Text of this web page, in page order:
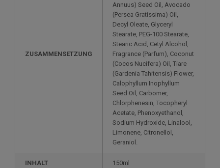
ZUSAMMENSETZUNG
Annuus) Seed Oil, Avocado
(Persea Gratissima) Oil,
Decyl Oleate, Glyceryl
Stearate, PEG-100 Stearate,
Stearic Acid, Cetyl Alcohol,
Fragrance (Parfum), Coconut
(Cocos Nucifera) Oil, Tiare
(Gardenia Tahitensis) Flower,
Calophyllum Inophyllum
Seed Oil, Carbomer,
Chlorphenesin, Tocopheryl
Acetate, Phenoxyethanol,
Sodium Hydroxide, Linalool,
Limonene, Citronellol,
Geraniol.
INHALT 150ml